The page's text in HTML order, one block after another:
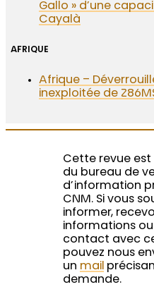
Gallo » d’une
Cayalà
AFRIQUE
Afrique –
inexploitée de
Cette revue
du bureau de
d’information
CNM. Si vous
informer,
informations
contact avec
pouvez nous
un mail
demande.